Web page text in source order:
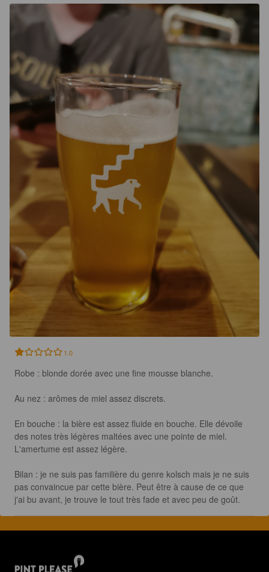
1.0
Robe : blonde dorée avec une fine mousse blanche.
Au nez : arômes de miel assez discrets.
En bouche : la bière est assez fluide en bouche. Elle dévoile
des notes très légères maltées avec une pointe de miel.
L'amertume est assez légère.
Bilan : je ne suis pas familière du genre kolsch mais je ne suis
pas convaincue par cette bière. Peut être à cause de ce que
j'ai bu avant, je trouve le tout très fade et avec peu de goût.